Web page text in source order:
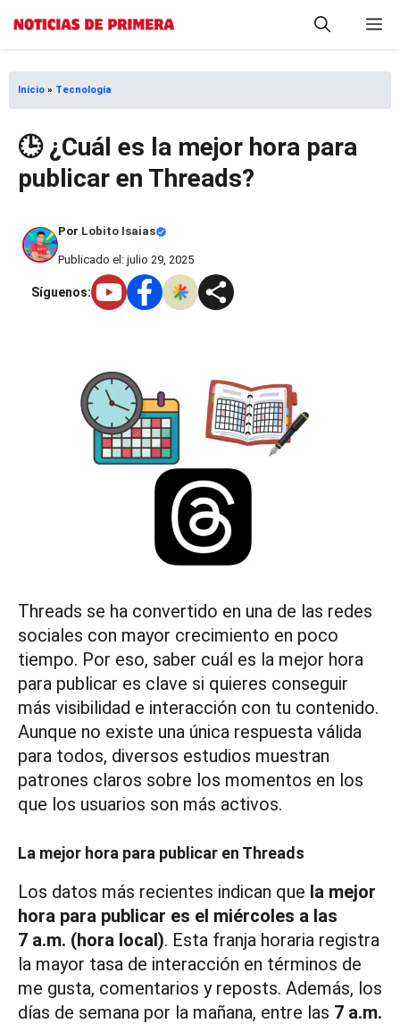
Saltar
contenido
Inicio » Tecnología
🕒 ¿Cuál es la mejor hora para
publicar en Threads?
Por Lobito Isaias
Publicado el: julio 29, 2025
Síguenos:
Threads se ha convertido en una de las redes
sociales con mayor crecimiento en poco
tiempo. Por eso, saber cuál es la mejor hora
para publicar es clave si quieres conseguir
más visibilidad e interacción con tu contenido.
Aunque no existe una única respuesta válida
para todos, diversos estudios muestran
patrones claros sobre los momentos en los
que los usuarios son más activos.
La mejor hora para publicar en Threads
Los datos más recientes indican que la mejor
hora para publicar es el miércoles a las
7 a.m. (hora local). Esta franja horaria registra
la mayor tasa de interacción en términos de
me gusta, comentarios y reposts. Además, los
días de semana por la mañana, entre las 7 a.m.